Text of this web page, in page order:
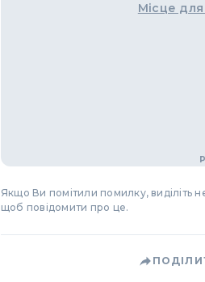
Місце
Якщо Ви помітили помилку, виділіть
щоб повідомити про це.